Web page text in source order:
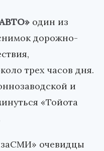
один из
дорожно-
трех часов дня.
и
«Тойота
очевидцы